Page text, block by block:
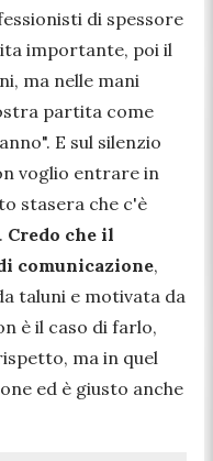
di spessore
importante, poi il
ma nelle mani
partita come
E sul silenzio
voglio entrare in
stasera che c'è
Credo che il
comunicazione,
taluni e motivata da
è il caso di farlo,
ma in quel
ed è giusto anche